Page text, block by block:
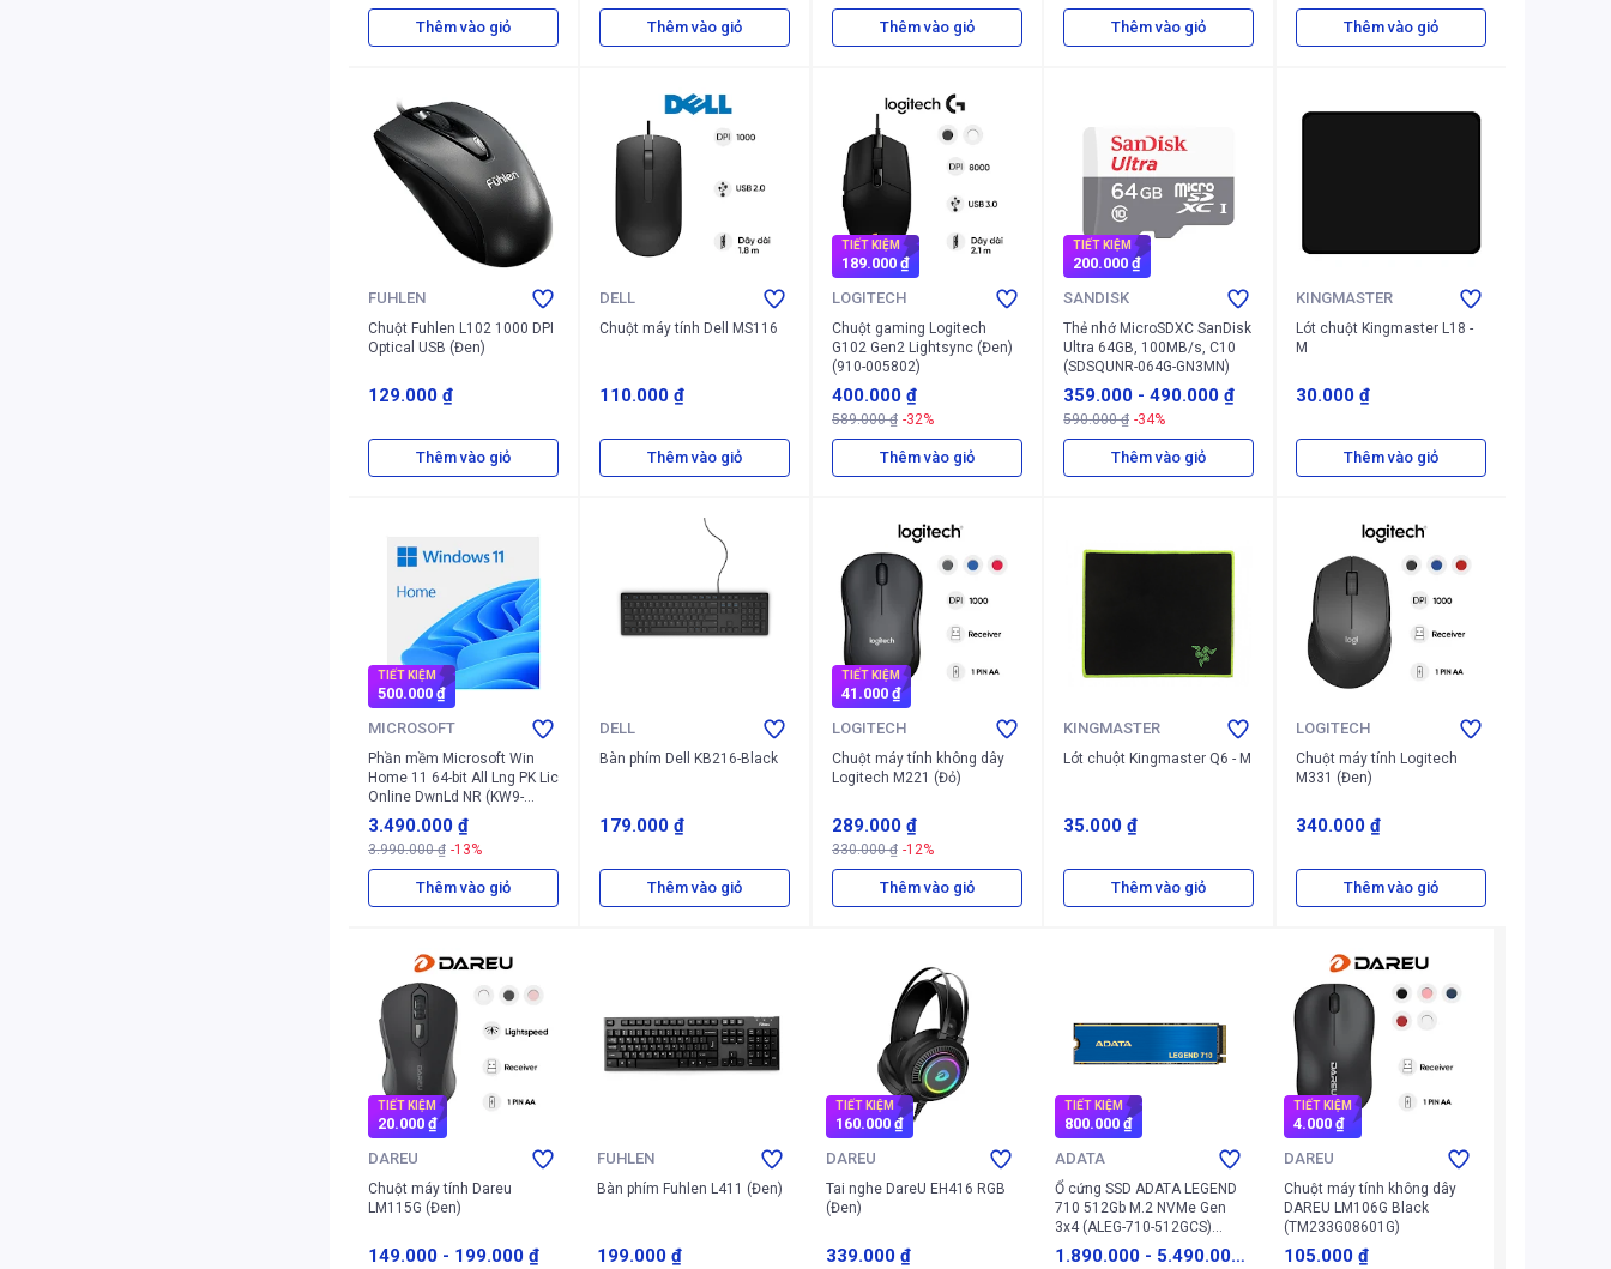
Thêm vào giỏ Thêm vào giỏ Thêm vào giỏ Thêm vào giỏ Thêm vào giỏ
FUHLEN
Chuột Fuhlen L102 1000 DPI
Optical USB (Đen)
129.000 ₫
Thêm vào giỏ
DELL
Chuột máy tính Dell MS116
110.000 ₫
Thêm vào giỏ
TIẾT KIỆM
189.000 ₫
LOGITECH
Chuột gaming Logitech
G102 Gen2 Lightsync (Đen)
(910-005802)
400.000 ₫
589.000 ₫ -32%
Thêm vào giỏ
TIẾT KIỆM
200.000 ₫
SANDISK
Thẻ nhớ MicroSDXC SanDisk
Ultra 64GB, 100MB/s, C10
(SDSQUNR-064G-GN3MN)
359.000 -490.000 ₫
590.000 ₫ -34%
Thêm vào giỏ
KINGMASTER
Lót chuột Kingmaster L18 -
M
30.000 ₫
Thêm vào giỏ
TIẾT KIỆM
500.000 ₫
MICROSOFT
Phần mềm Microsoft Win
Home 11 64-bit All Lng PK Lic
Online DwnLd NR (KW9-
00664)
3.490.000 ₫
3.990.000 ₫ -13%
Thêm vào giỏ
DELL
Bàn phím Dell KB216-Black
179.000 ₫
Thêm vào giỏ
TIẾT KIỆM
41.000 ₫
LOGITECH
Chuột máy tính không dây
Logitech M221 (Đỏ)
289.000 ₫
330.000 ₫ -12%
Thêm vào giỏ
KINGMASTER
Lót chuột Kingmaster Q6 - M
35.000 ₫
Thêm vào giỏ
LOGITECH
Chuột máy tính Logitech
M331 (Đen)
340.000 ₫
Thêm vào giỏ
TIẾT KIỆM
20.000 ₫
DAREU
Chuột máy tính Dareu
LM115G (Đen)
149.000- 199.000 ₫
FUHLEN
Bàn phím Fuhlen L411 (Đen)
199.000 ₫
TIẾT KIỆM
160.000 ₫
DAREU
Tai nghe DareU EH416 RGB
(Đen)
339.000 ₫
TIẾT KIỆM
800.000 ₫
ADATA
Ổ cứng SSD ADATA LEGEND
710 512Gb M.2 NVMe Gen
3x4 (ALEG-710-512GCS)
(Xanh)
1.890.000- 5.490.00
TIẾT KIỆM
4.000 ₫
DAREU
Chuột máy tính không dây
DAREU LM106G Black
(TM233G08601G)
105.000 ₫